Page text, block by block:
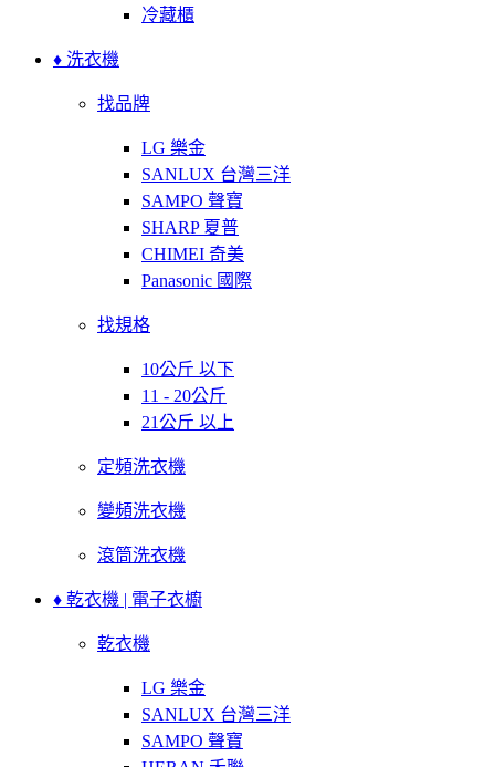
冷藏櫃
♦ 洗衣機
找品牌
LG 樂金
SANLUX 台灣三洋
SAMPO 聲寶
SHARP 夏普
CHIMEI 奇美
Panasonic 國際
找規格
10公斤 以下
11 - 20公斤
21公斤 以上
定頻洗衣機
變頻洗衣機
滾筒洗衣機
♦ 乾衣機 | 電子衣櫥
乾衣機
LG 樂金
SANLUX 台灣三洋
SAMPO 聲寶